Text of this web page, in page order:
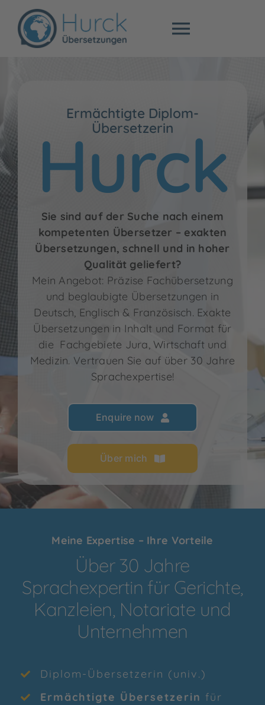
Inhalt
springen
Toggle
Beglaubigte
Preise
Über mich
Blog
Ermächtigte Diplom-
Übersetzerin
Hurck
Sie sind auf der Suche nach einem
kompetenten Übersetzer – exakten
Übersetzungen, schnell und in hoher
Qualität geliefert?
Mein Angebot: Präzise Fachübersetzung
und beglaubigte Übersetzungen in
Deutsch, Englisch & Französisch. Exakte
Übersetzungen in Inhalt und Format für
die Fachgebiete Jura, Wirtschaft und
Medizin. Vertrauen Sie auf über 30 Jahre
Sprachexpertise!
Enquire now
Über mich
Meine Expertise – Ihre Vorteile
Über 30 Jahre
Sprachexpertin für Gerichte,
Kanzleien, Notariate und
Unternehmen
Diplom-Übersetzerin (univ.)
Ermächtigte Übersetzerin für